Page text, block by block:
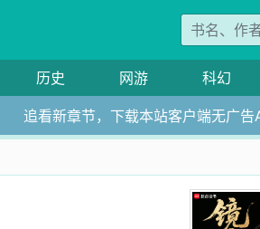
历史 网游 科幻
追看新章节，下载本站客户端无广告